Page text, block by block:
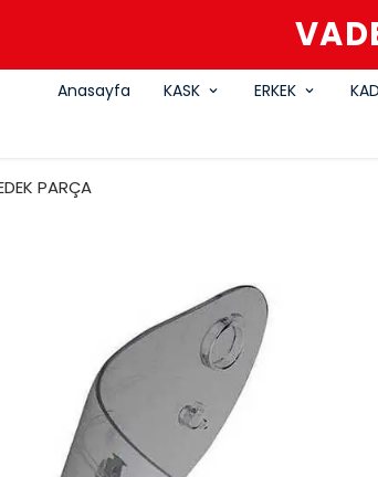
Anasayfa KASK ERKEK
PARÇA